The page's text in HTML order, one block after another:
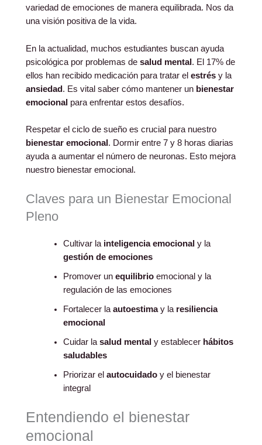
variedad de emociones de manera equilibrada. Nos da
una visión positiva de la vida.
En la actualidad, muchos estudiantes buscan ayuda
psicológica por problemas de salud mental . El 17% de
ellos han recibido medicación para tratar el estrés y la
ansiedad . Es vital saber cómo mantener un bienestar
emocional para enfrentar estos desafíos.
Respetar el ciclo de sueño es crucial para nuestro
bienestar emocional . Dormir entre 7 y 8 horas diarias
ayuda a aumentar el número de neuronas. Esto mejora
nuestro bienestar emocional.
Claves para un Bienestar Emocional
Pleno
Cultivar la inteligencia emocional y la
gestión de emociones
Promover un equilibrioemocional y la
regulación de las emociones
Fortalecer laautoestimay la resiliencia
emocional
Cuidar lasalud mental y establecer hábitos
saludables
Priorizar el autocuidadoy el bienestar
integral
Entendiendo el bienestar
emocional